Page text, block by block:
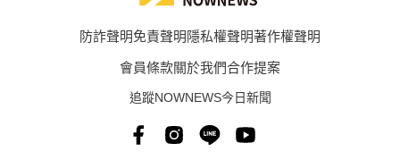
防詐聲明免責聲明隱私權聲明著作權聲明
會員條款關於我們合作提案
追蹤NOWNEWS今日新聞